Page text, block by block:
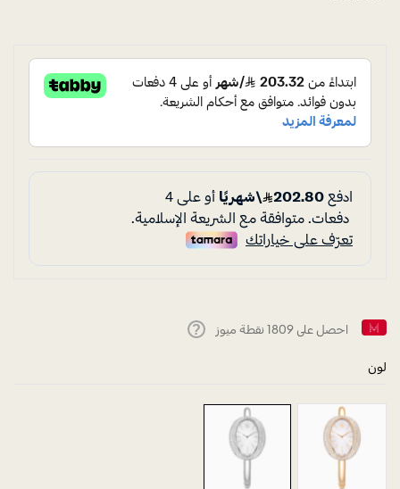
احصل على 1809 نقطة ميوز
لون